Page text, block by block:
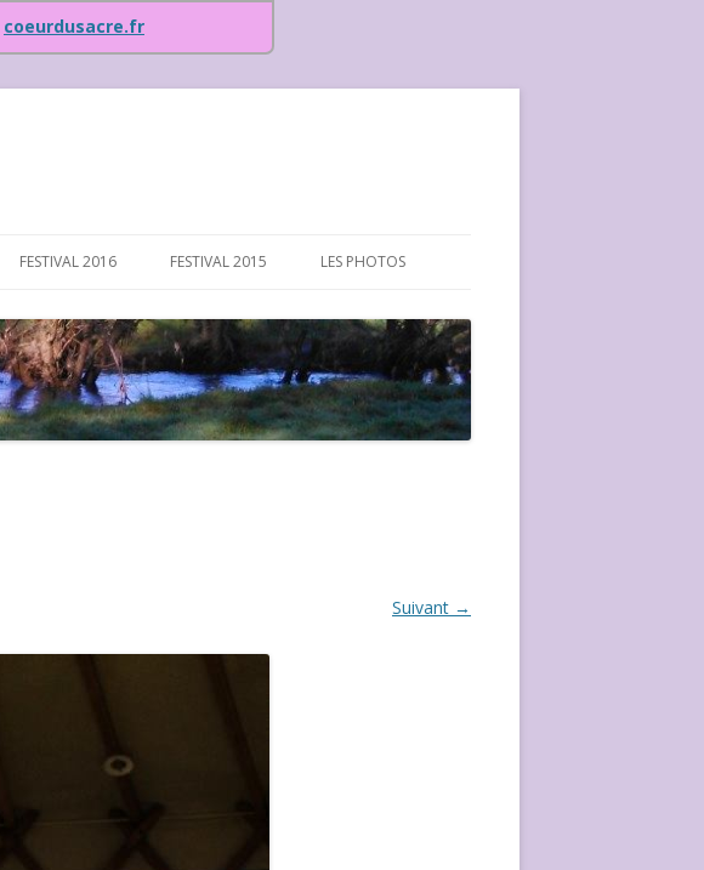
coeurdusacre.fr
FESTIVAL 2016 FESTIVAL 2015 LES PHOTOS
FESTIVAL 2016-PHOTOS
FESTIVAL 2017-PHOTOS ET
VIDÉOS
Suivant →